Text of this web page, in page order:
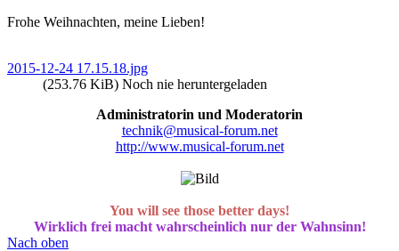
Frohe Weihnachten, meine Lieben!
2015-12-24 17.15.18.jpg
(253.76 KiB) Noch nie heruntergeladen
Administratorin und Moderatorin
technik@musical-forum.net
http://www.musical-forum.net
You will see those better days!
Wirklich frei macht wahrscheinlich nur der Wahnsinn!
Nach oben